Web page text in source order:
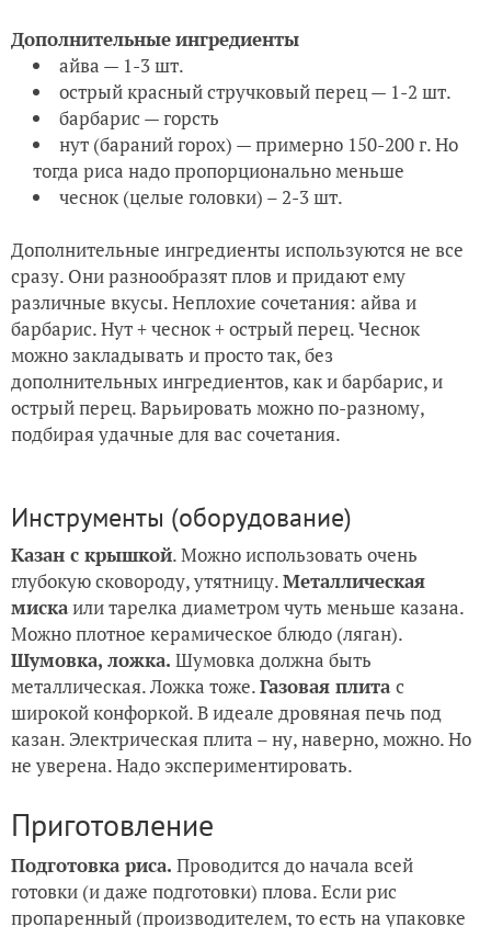
Дополнительныеингредиенты
айва — 1-3 шт.
острый красный стручковый перец — 1-2 шт.
барбарис — горсть
нут (бараний горох) — примерно 150-200 г. Но
тогда риса надо пропорционально меньше
чеснок (целые головки) – 2-3 шт.
Дополнительные ингредиенты используются не все
сразу. Они разнообразят плов и придают ему
различные вкусы. Неплохие сочетания: айва и
барбарис. Нут + чеснок + острый перец. Чеснок
можно закладывать и просто так, без
дополнительных ингредиентов, как и барбарис, и
острый перец. Варьировать можно по-разному,
подбирая удачные для вас сочетания.
Инструменты (оборудование)
Казан с крышкой. Можно использовать очень
глубокую сковороду, утятницу.Металлическая
мискаили тарелка диаметром чуть меньше казана.
Можно плотное керамическое блюдо (ляган).
Шумовка, ложка. Шумовка должна быть
металлическая. Ложка тоже.Газовая плитас
широкой конфоркой. В идеале дровяная печь под
казан. Электрическая плита – ну, наверно, можно. Но
не уверена. Надо экспериментировать.
Приготовление
Подготовка риса. Проводится до начала всей
готовки (и даже подготовки) плова. Если рис
пропаренный (производителем, то есть на упаковке